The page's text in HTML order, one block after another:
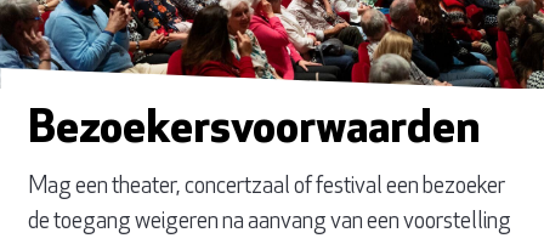
Bezoekersvoorwaarden
Mag een theater, concertzaal of festival een bezoeker
de toegang weigeren na aanvang van een voorstelling